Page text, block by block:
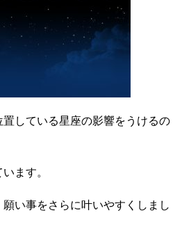
している星座の影響をうけるの
ます。
い事をさらに叶いやすくしまし